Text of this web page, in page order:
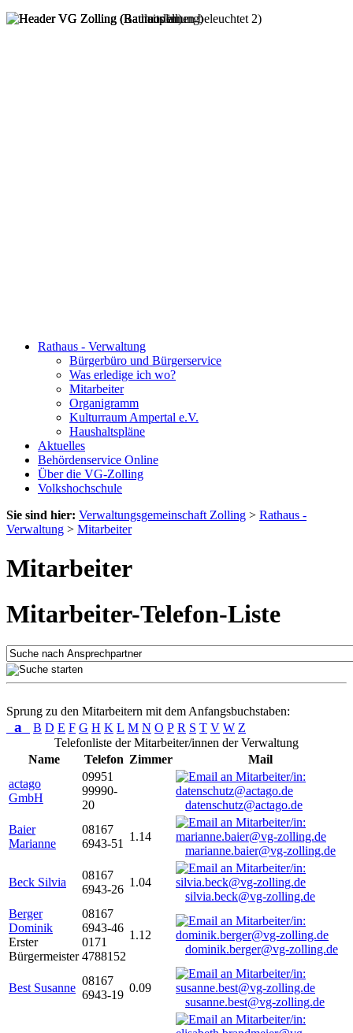
Rathaus - Verwaltung
Bürgerbüro und Bürgerservice
Was erledige ich wo?
Mitarbeiter
Organigramm
Kulturraum Ampertal e.V.
Haushaltspläne
Aktuelles
Behördenservice Online
Über die VG-Zolling
Volkshochschule
Sie sind hier: Verwaltungsgemeinschaft Zolling > Rathaus -
Verwaltung > Mitarbeiter
Mitarbeiter
Mitarbeiter-Telefon-Liste
Sprung zu den Mitarbeitern mit dem Anfangsbuchstaben:
a B D E F G H K L M N O P R S T V W Z
Telefonliste der Mitarbeiter/innen der Verwaltung
Name
Telefon Zimmer
Mail
actago
GmbH
09951
99990-
20
datenschutz@actago.de
Baier
Marianne
08167
6943-51
1.14
marianne.baier@vg-zolling.de
Beck Silvia
08167
6943-26
1.04
silvia.beck@vg-zolling.de
Berger
Dominik
Erster
Bürgermeister
08167
6943-46
0171
4788152
1.12
dominik.berger@vg-zolling.de
Best Susanne
08167
6943-19
0.09
susanne.best@vg-zolling.de